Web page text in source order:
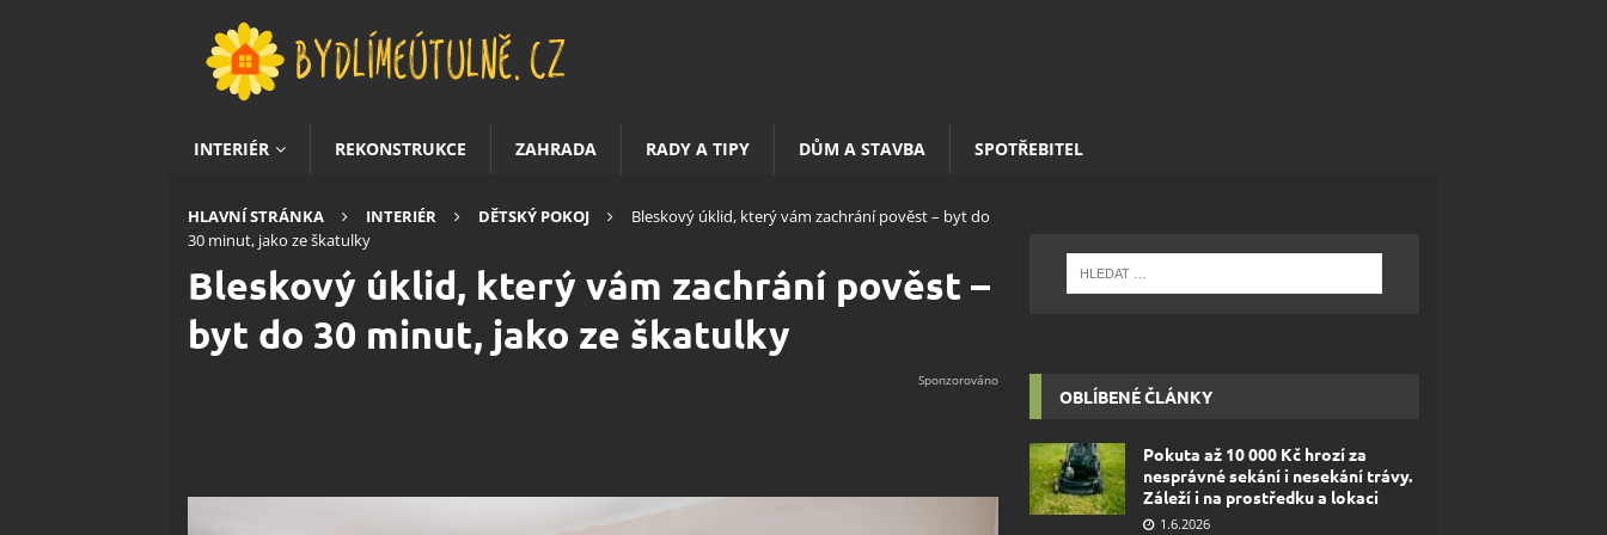
INTERIÉR REKONSTRUKCE ZAHRADA RADY A TIPY DŮM A STAVBA SPOTŘEBITEL
HLAVNÍ STRÁNKA INTERIÉR DĚTSKÝ POKOJ
Bleskový úklid, který vám zachrání pověst – byt do
30 minut, jako ze škatulky
Bleskový úklid, který vám zachrání pověst –
byt do 30 minut, jako ze škatulky
OBLÍBENÉ ČLÁNKY
Pokuta až 10 000 Kč hrozí za
nesprávné sekání i nesekání trávy.
Záleží i na prostředku a lokaci
1.6.2026